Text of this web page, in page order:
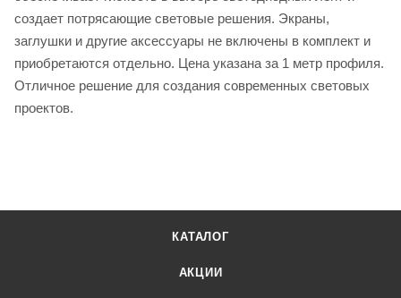
создает потрясающие световые решения. Экраны,
заглушки и другие аксессуары не включены в комплект и
приобретаются отдельно. Цена указана за 1 метр профиля.
Отличное решение для создания современных световых
проектов.
КАТАЛОГ
АКЦИИ